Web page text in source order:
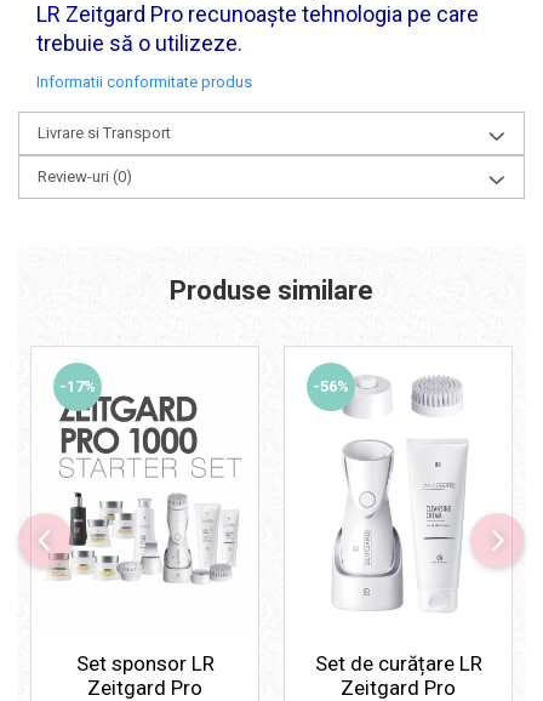
LR Zeitgard Pro recunoaște tehnologia pe care
trebuie să o utilizeze.
Informatii conformitate produs
Livrare si Transport
Review-uri (0)
Produse similare
-17%
Set sponsor LR
Zeitgard Pro
-56%
Set de curățare LR
Zeitgard Pro